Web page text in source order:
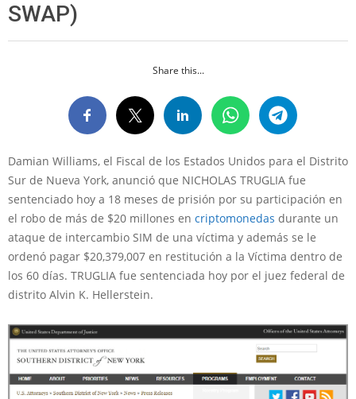
SWAP)
Share this...
Damian Williams, el Fiscal de los Estados Unidos para el Distrito
Sur de Nueva York, anunció que NICHOLAS TRUGLIA fue
sentenciado hoy a 18 meses de prisión por su participación en
el robo de más de $20 millones en criptomonedas durante un
ataque de intercambio SIM de una víctima y además se le
ordenó pagar $20,379,007 en restitución a la Víctima dentro de
los 60 días. TRUGLIA fue sentenciada hoy por el juez federal de
distrito Alvin K. Hellerstein.